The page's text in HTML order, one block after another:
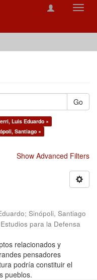
Go
Luis Eduardo ×
Santiago ×
Show Advanced Filters
; Sinópoli, Santiago
para la Defensa
relacionados y
pensadores
podría constituir el
pueblos.